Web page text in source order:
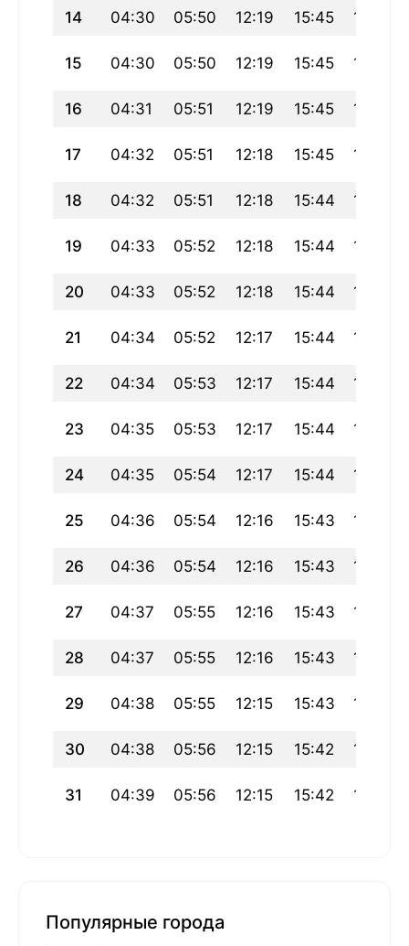
14 04:30 05:50 12:19 15:45 18:48
15 04:30 05:50 12:19 15:45 18:47
16 04:31 05:51 12:19 15:45 18:47
17 04:32 05:51 12:18 15:45 18:46
18 04:32 05:51 12:18 15:44 18:45
19 04:33 05:52 12:18 15:44 18:44
20 04:33 05:52 12:18 15:44 18:43
21 04:34 05:52 12:17 15:44 18:42
22 04:34 05:53 12:17 15:44 18:42
23 04:35 05:53 12:17 15:44 18:41
24 04:35 05:54 12:17 15:44 18:40
25 04:36 05:54 12:16 15:43 18:39
26 04:36 05:54 12:16 15:43 18:38
27 04:37 05:55 12:16 15:43 18:37
28 04:37 05:55 12:16 15:43 18:36
29 04:38 05:55 12:15 15:43 18:35
30 04:38 05:56 12:15 15:42 18:34
31 04:39 05:56 12:15 15:42 18:33
Популярные города